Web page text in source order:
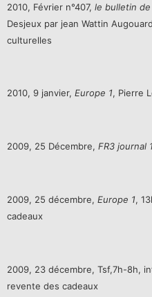
2010, Février n°407, le bulletin de
Desjeux par jean Wattin
culturelles
2010, 9 janvier, Europe 1, Pierre
2009, 25 Décembre, FR3 journal
2009, 25 décembre, Europe 1,
cadeaux
2009, 23 décembre, Tsf,7h-8h,
revente des cadeaux